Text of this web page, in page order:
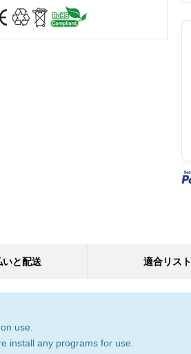
いと配送 適合リスト
use.
install any programs for use.